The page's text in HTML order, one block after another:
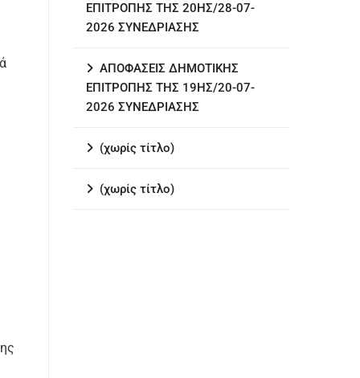
ΕΠΙΤΡΟΠΗΣ ΤΗΣ 20ΗΣ/28-07-
2026 ΣΥΝΕΔΡΙΑΣΗΣ
ΑΠΟΦΑΣΕΙΣ ΔΗΜΟΤΙΚΗΣ
ΕΠΙΤΡΟΠΗΣ ΤΗΣ 19ΗΣ/20-07-
2026 ΣΥΝΕΔΡΙΑΣΗΣ
(χωρίς τίτλο)
(χωρίς τίτλο)